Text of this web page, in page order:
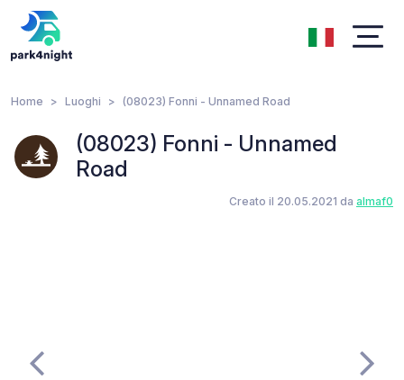
Home Luoghi (08023) Fonni - Unnamed Road
(08023) Fonni - Unnamed
Road
Creato il 20.05.2021 da almaf0